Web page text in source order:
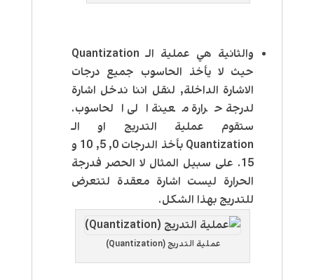
والثانية هي عملية الـ Quantization
حیث لا يأخذ الحاسوب جميع درجات
الاشارة الداخلة, لنقل اننا ندخل اشارة
لدرجة حرارة معينة الى الحاسوب.
ستقوم عملية التدريج او الـ
Quantization بأخذ الدرجات 0, 5, 10 و
15. على سبيل المثال لا الحصر فدرجة
الحرارة ليست اشارة معقدة لتتعرض
للتدريج بهذا الشكل.
عملية التدريج (Quantization)